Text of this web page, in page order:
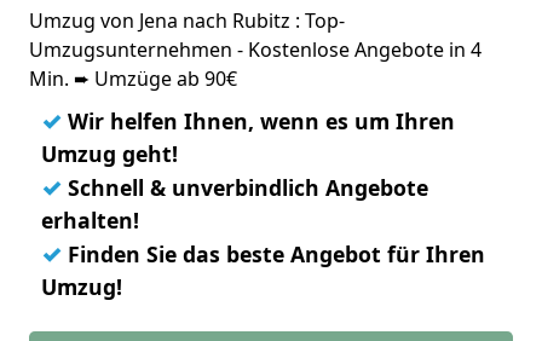
Umzug von Jena nach Rubitz : Top-
Umzugsunternehmen - Kostenlose Angebote in 4
Min. ➨ Umzüge ab 90€
✓ Wir helfen Ihnen, wenn es um Ihren
Umzug geht!
✓ Schnell & unverbindlich Angebote
erhalten!
✓ Finden Sie das beste Angebot für Ihren
Umzug!